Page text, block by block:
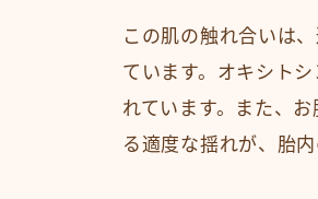
この肌の触れ合いは
ています。オキシト
れています。また、
る適度な揺れが、胎